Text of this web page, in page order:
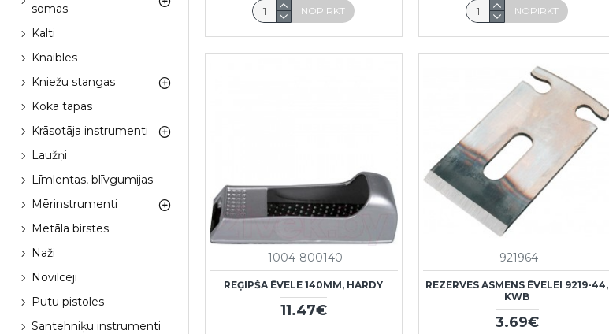
somas
Kalti
Knaibles
Kniežu stangas
Koka tapas
Krāsotāja instrumenti
Laužņi
Līmlentas, blīvgumijas
Mērinstrumenti
Metāla birstes
Naži
Novilcēji
Putu pistoles
Santehniķu instrumenti
NOPIRKT NOPIRKT
1004-800140
REĢIPŠA ĒVELE 140MM, HARDY
11.47€
921964
REZERVES ASMENS ĒVELEI 9219-44,
KWB
3.69€